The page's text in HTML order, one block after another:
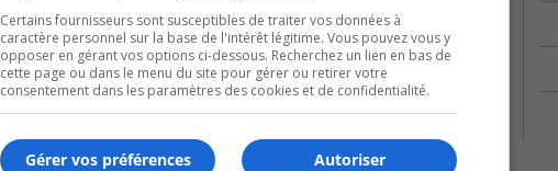
Certains fournisseurs sont susceptibles de traiter vos données à
caractère personnel sur la base de l'intérêt légitime. Vous pouvez vous y
opposer en gérant vos options ci-dessous. Recherchez un lien en bas de
cette page ou dans le menu du site pour gérer ou retirer votre
consentement dans les paramètres des cookies et de confidentialité.
Autoriser
Gérer vos préférences